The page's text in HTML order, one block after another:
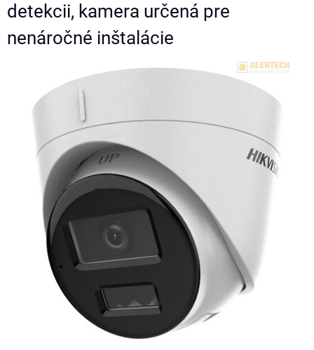
detekcii, kamera určená pre
nenáročné inštalácie